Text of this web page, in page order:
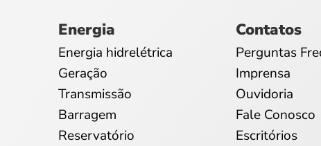
Energia
Energia hidrelétrica
Geração
Transmissão
Barragem
Reservatório
Contatos
Perguntas
Imprensa
Ouvidoria
Fale Conosco
Escritórios